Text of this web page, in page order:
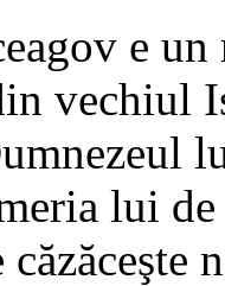
e
vechiul
lui